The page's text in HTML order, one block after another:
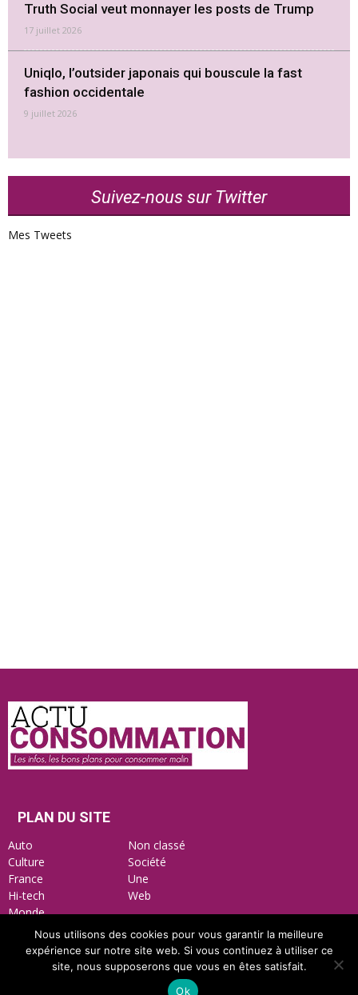
Truth Social veut monnayer les posts de Trump
17 juillet 2026
Uniqlo, l’outsider japonais qui bouscule la fast
fashion occidentale
9 juillet 2026
Suivez-nous sur Twitter
Mes Tweets
PLAN DU SITE
Auto
Non classé
Culture
Société
France
Une
Hi-tech
Web
Monde
Mentions Légales
Nous contacter
Nous utilisons des cookies pour vous garantir la meilleure
expérience sur notre site web. Si vous continuez à utiliser ce
site, nous supposerons que vous en êtes satisfait.
Ok